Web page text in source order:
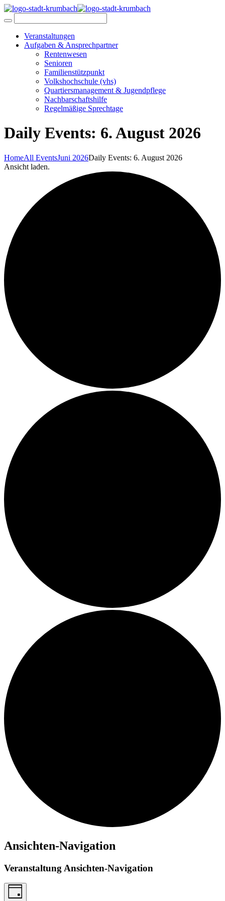
Veranstaltungen
Aufgaben & Ansprechpartner
Rentenwesen
Senioren
Familienstützpunkt
Volkshochschule (vhs)
Quartiersmanagement & Jugendpflege
Nachbarschaftshilfe
Regelmäßige Sprechtage
Daily Events: 6. August 2026
HomeAll EventsJuni 2026Daily Events: 6. August 2026
Ansicht laden.
Ansichten-Navigation
Veranstaltung Ansichten-Navigation